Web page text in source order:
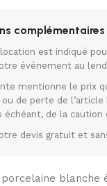
complémentaires
est indiqué
événement au
mentionne le prix
ou de perte de
échéant, de la caution
devis gratuit et
blanche